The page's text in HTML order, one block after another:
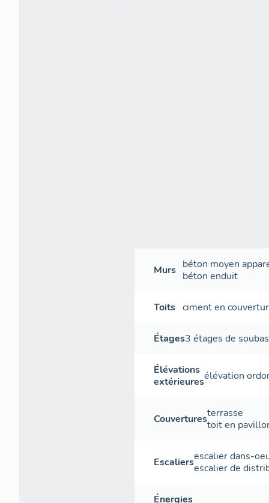
Murs béton moyen
béton enduit
Toits ciment en
Étages3 étages de
Élévations
extérieuresélévation
Couverturesterrasse
toit en
Escaliersescalier dans-
escalier de
Énergies